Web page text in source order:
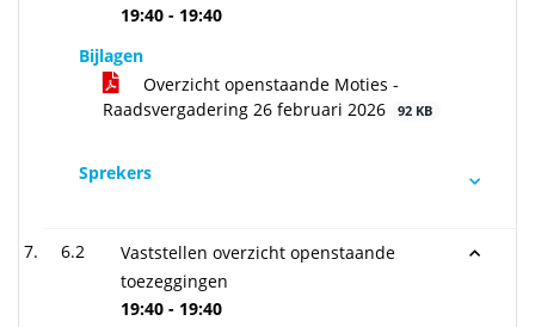
19:40 - 19:40
Bijlagen
Overzicht openstaande Moties -
Raadsvergadering 26 februari 2026
92 KB
Sprekers
6.2
Vaststellen overzicht openstaande
toezeggingen
19:40 - 19:40